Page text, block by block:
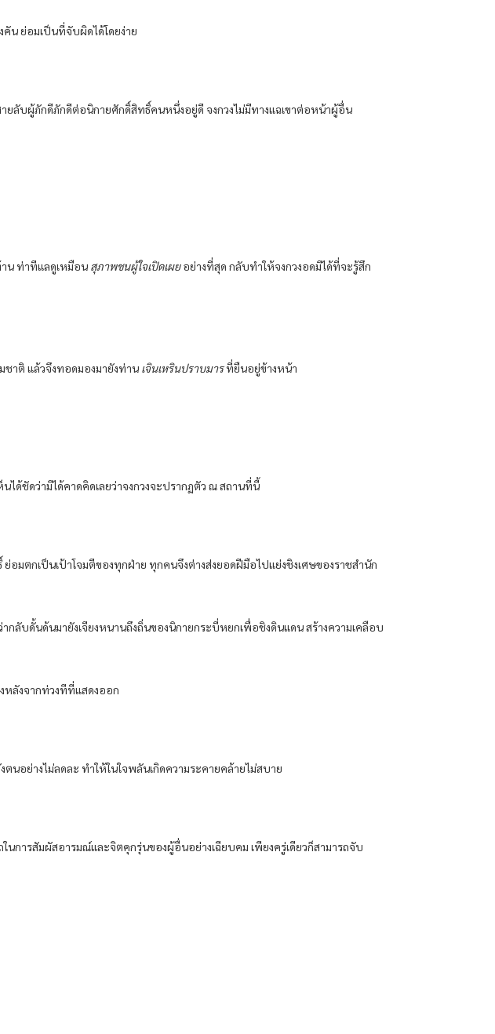
คัน ย่อมเป็นที่จับผิดได้โดยง่าย
ายลับผู้ภักดีภักดีต่อนิกายศักดิ์สิทธิ์คนหนึ่งอยู่ดี จงกวงไม่มีทางแฉเขาต่อหน้าผู้อื่น
าน ท่าทีแลดูเหมือน สุภาพชนผู้ใจเปิดเผยอย่างที่สุด กลับทำให้จงกวงอดมิได้ที่จะรู้สึก
ชาติ แล้วจึงทอดมองมายังท่าน เจินเหรินปราบมารที่ยืนอยู่ข้างหน้า
ด้ชัดว่ามิได้คาดคิดเลยว่าจงกวงจะปรากฏตัว ณ สถานที่นี้
มตกเป็นเป้าโจมตีของทุกฝ่าย ทุกคนจึงต่างส่งยอดฝีมือไปแย่งชิงเศษของราชสำนัก
ลับดั้นด้นมายังเจียงหนานถึงถิ่นของนิกายกระบี่หยกเพื่อชิงดินแดน สร้างความเคลือบ
หลังจากท่วงทีที่แสดงออก
นอย่างไม่ลดละ ทำให้ในใจพลันเกิดความระคายคล้ายไม่สบาย
ในการสัมผัสอารมณ์และจิตคุกรุ่นของผู้อื่นอย่างเฉียบคม เพียงครู่เดียวก็สามารถจับ